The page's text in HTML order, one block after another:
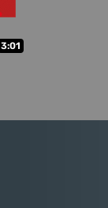
3:01